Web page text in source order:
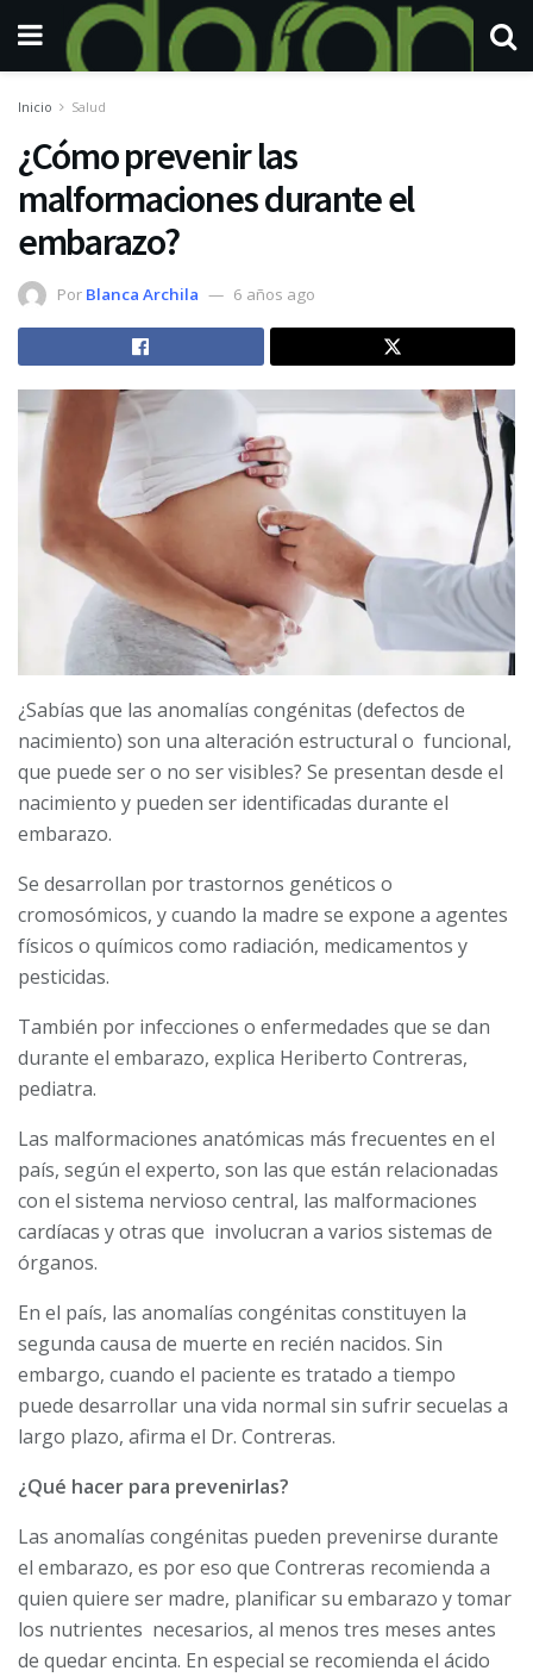
Inicio Salud
¿Cómo prevenir las
malformaciones durante el
embarazo?
Por Blanca Archila 6 años ago
¿Sabías que las anomalías congénitas (defectos de
nacimiento) son una alteración estructural o funcional,
que puede ser o no ser visibles? Se presentan desde el
nacimiento y pueden ser identificadas durante el
embarazo.
Se desarrollan por trastornos genéticos o
cromosómicos, y cuando la madre se expone a agentes
físicos o químicos como radiación, medicamentos y
pesticidas.
También por infecciones o enfermedades que se dan
durante el embarazo, explica Heriberto Contreras,
pediatra.
Las malformaciones anatómicas más frecuentes en el
país, según el experto, son las que están relacionadas
con el sistema nervioso central, las malformaciones
cardíacas y otras que involucran a varios sistemas de
órganos.
En el país, las anomalías congénitas constituyen la
segunda causa de muerte en recién nacidos. Sin
embargo, cuando el paciente es tratado a tiempo
puede desarrollar una vida normal sin sufrir secuelas a
largo plazo, afirma el Dr. Contreras.
¿Qué hacer para prevenirlas?
Las anomalías congénitas pueden prevenirse durante
el embarazo, es por eso que Contreras recomienda a
quien quiere ser madre, planificar su embarazo y tomar
los nutrientes necesarios, al menos tres meses antes
de quedar encinta. En especial se recomienda el ácido